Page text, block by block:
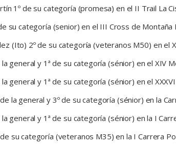
1º de su categoría (promesa) en el II Trail La
su categoría (senior) en el III Cross de Montaña
(Ito) 2º de su categoría (veteranos M50) en el
general y 1ª de su categoría (sénior) en el XIV
general y 1ª de su categoría (sénior) en el
la general y 3º de su categoría (sénior) en la
general y 1ª de su categoría (sénior) en la I
su categoría (veteranos M35) en la I Carrera